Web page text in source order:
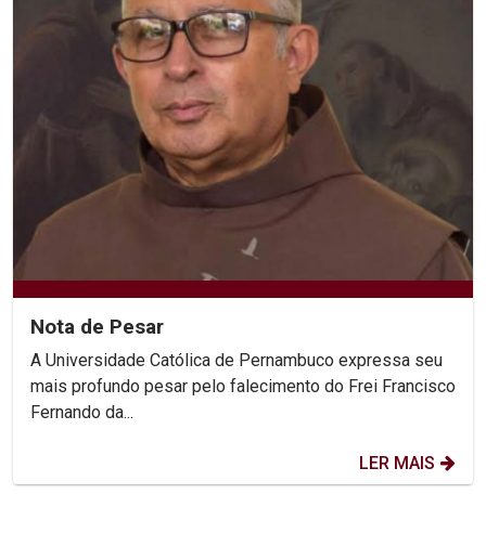
Nota de Pesar
A Universidade Católica de Pernambuco expressa seu
mais profundo pesar pelo falecimento do Frei Francisco
Fernando da...
LER MAIS